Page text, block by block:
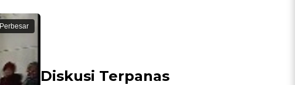
Perbesar
Diskusi Terpanas